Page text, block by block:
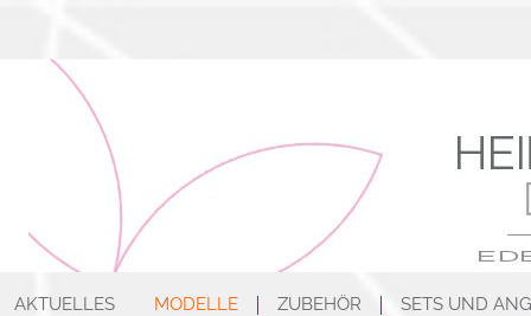
AKTUELLES MODELLE ZUBEHÖR SETS UND